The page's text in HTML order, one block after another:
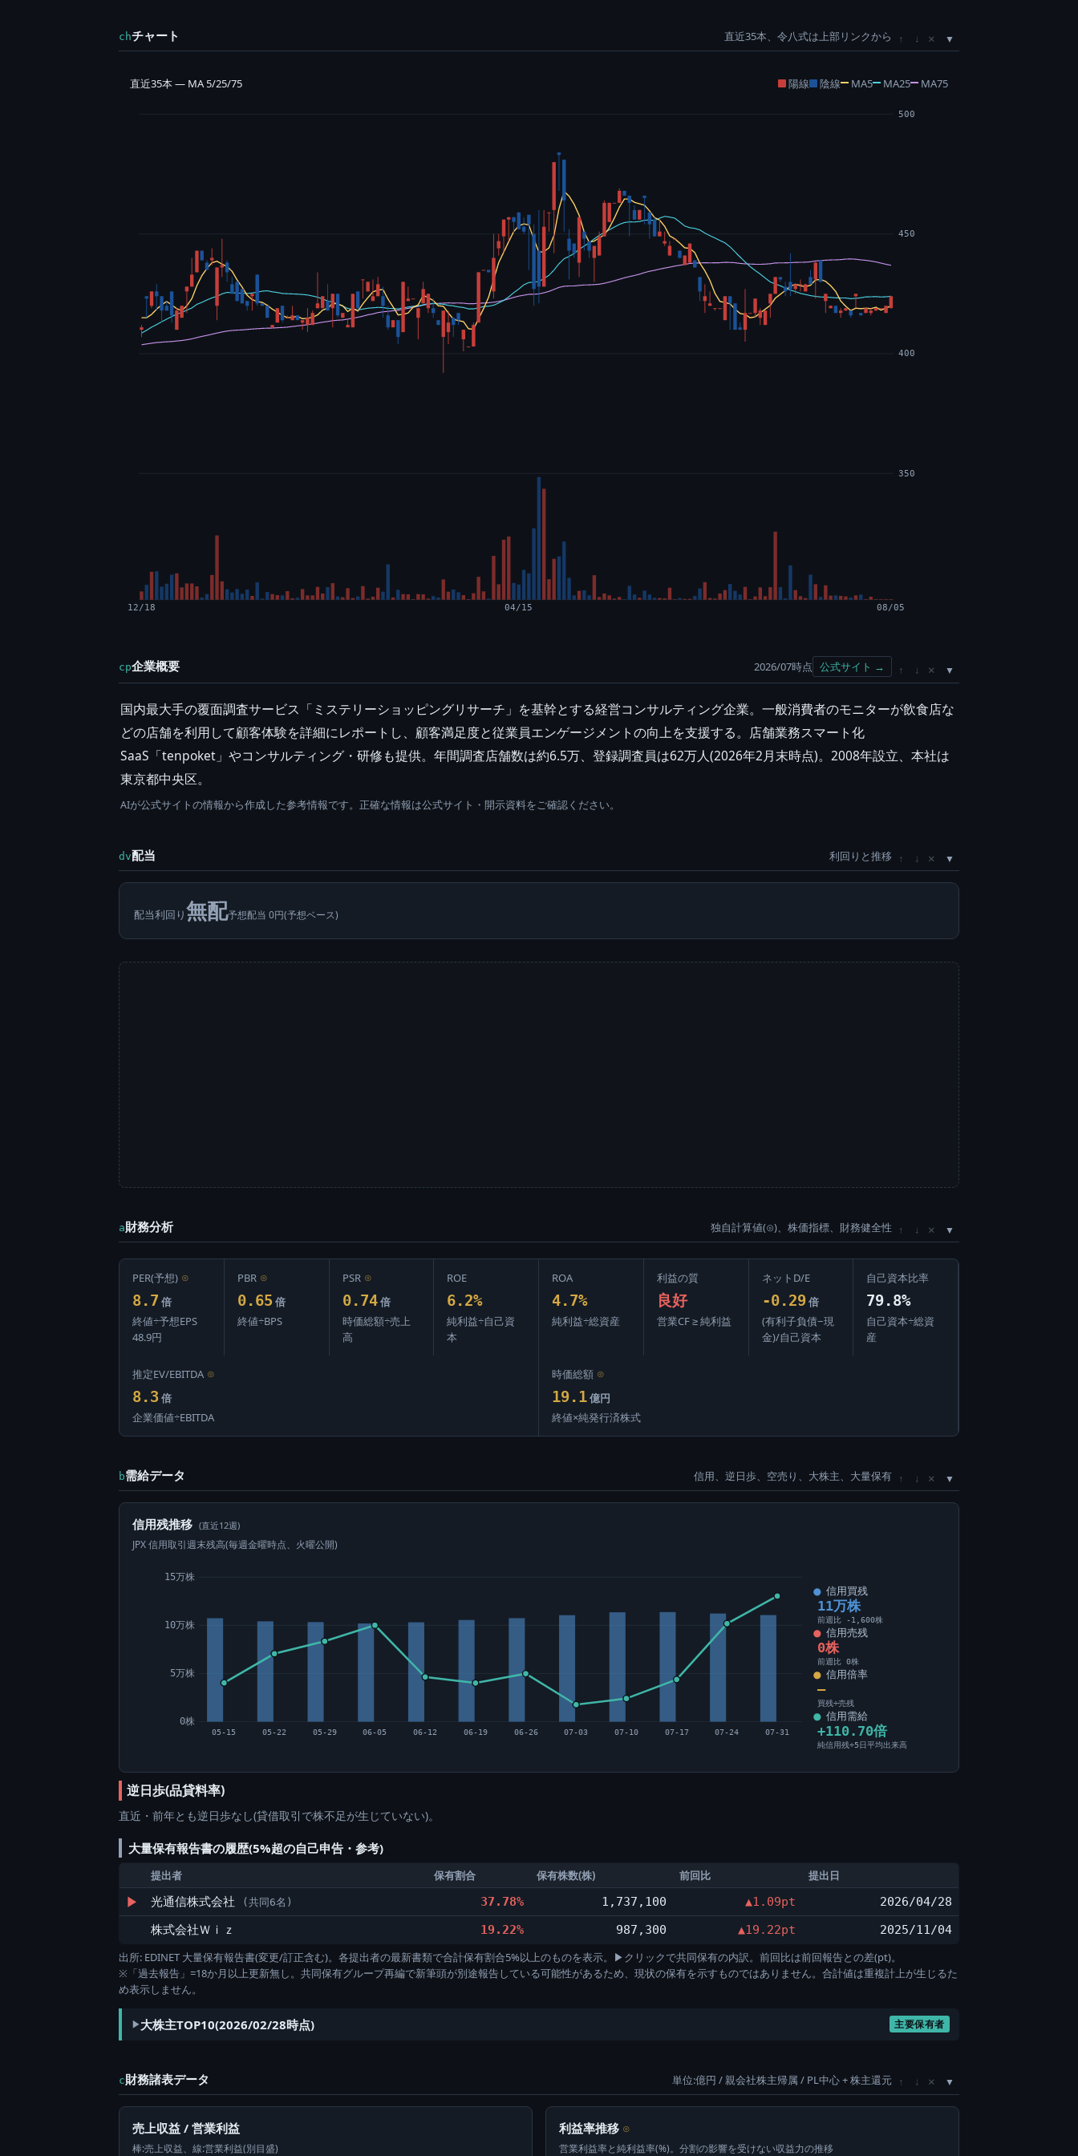
chチャート 直近35本、令八式は上部リンクから ↑ ↓ ×
直近35本 — MA 5/25/75 陽線 陰線 MA5 MA25 MA75
350
400
450
500
12/18 04/15 08/05
cp企業概要 2026/07時点 公式サイト → ↑ ↓ ×
国内最大手の覆面調査サービス「ミステリーショッピングリサーチ」を基幹とする経営コンサルティング企業。一般消費者のモニターが飲食店な
どの店舗を利用して顧客体験を詳細にレポートし、顧客満足度と従業員エンゲージメントの向上を支援する。店舗業務スマート化
SaaS「tenpoket」やコンサルティング・研修も提供。年間調査店舗数は約6.5万、登録調査員は62万人(2026年2月末時点)。2008年設立、本社は
東京都中央区。
AIが公式サイトの情報から作成した参考情報です。正確な情報は公式サイト・開示資料をご確認ください。
dv配当 利回りと推移 ↑ ↓ ×
配当利回り無配予想配当 0円(予想ベース)
a財務分析 独自計算値(⊙)、株価指標、財務健全性 ↑ ↓ ×
PER(予想) ⊙
8.7 倍
終値÷予想EPS
48.9円
PBR ⊙
0.65 倍
終値÷BPS
PSR ⊙
0.74 倍
時価総額÷売上
高
ROE
6.2%
純利益÷自己資
本
ROA
4.7%
純利益÷総資産
利益の質
良好
営業CF ≥ 純利益
ネットD/E
-0.29 倍
(有利子負債−現
金)/自己資本
自己資本比率
79.8%
自己資本÷総資
産
推定EV/EBITDA ⊙
8.3 倍
企業価値÷EBITDA
時価総額 ⊙
19.1 億円
終値×純発行済株式
b需給データ 信用、逆日歩、空売り、大株主、大量保有 ↑ ↓ ×
信用残推移 (直近12週)
JPX 信用取引週末残高(毎週金曜時点、火曜公開)
0株
5万株
10万株
15万株
05-15 05-22 05-29 06-05 06-12 06-19 06-26 07-03 07-10 07-17 07-24 07-31
信用買残
11万株
前週比 -1,600株
信用売残
0株
前週比 0株
信用倍率
―
買残÷売残
信用需給
+110.70倍
純信用残÷5日平均出来高
逆日歩(品貸料率)
直近・前年とも逆日歩なし(貸借取引で株不足が生じていない)。
大量保有報告書の履歴(5%超の自己申告・参考)
提出者 保有割合 保有株数(株) 前回比 提出日
▶ 光通信株式会社 (共同6名) 37.78% 1,737,100 ▲1.09pt
2026/04/28
株式会社Ｗｉｚ
19.22% 987,300 ▲19.22pt
2025/11/04
出所: EDINET 大量保有報告書(変更/訂正含む)。各提出者の最新書類で合計保有割合5%以上のものを表示。▶クリックで共同保有の内訳。前回比は前回報告との差(pt)。
※「過去報告」=18か月以上更新無し。共同保有グループ再編で新筆頭が別途報告している可能性があるため、現状の保有を示すものではありません。合計値は重複計上が生じるた
め表示しません。
大株主TOP10(2026/02/28時点) 主要保有者
c財務諸表データ 単位:億円 / 親会社株主帰属 / PL中心 + 株主還元 ↑ ↓ ×
売上収益 / 営業利益
棒:売上収益、線:営業利益(別目盛)
利益率推移 ⊙
営業利益率と純利益率(%)。分割の影響を受けない収益力の推移